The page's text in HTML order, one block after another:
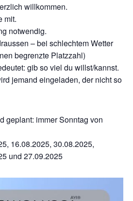
willkommen.
mit.
notwendig.
– bei schlechtem Wetter
begrenzte Platzzahl)
gib so viel du willst/kannst.
jemand eingeladen, der nicht so
geplant: immer Sonntag von
16.08.2025, 30.08.2025,
und 27.09.2025